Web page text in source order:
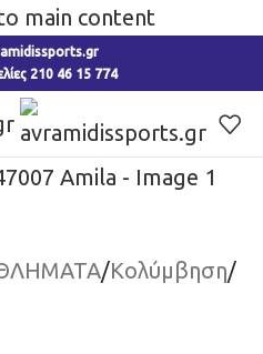
main content
210 46 15 774
/Κολύμβηση/